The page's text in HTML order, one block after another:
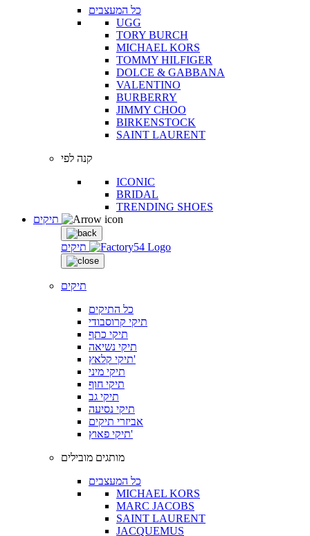
כל המעצבים
UGG
TORY BURCH
MICHAEL KORS
TOMMY HILFIGER
DOLCE & GABBANA
VALENTINO
BURBERRY
JIMMY CHOO
BIRKENSTOCK
SAINT LAURENT
קנה לפי
ICONIC
BRIDAL
TRENDING SHOES
תיקים
תיקים
כל התיקים
תיקי קרוסבודי
תיקי כתף
תיקי נשיאה
תיקי קלאץ'
תיקי מיני
תיקי חוף
תיקי גב
תיקי נסיעה
אביזרי תיקים
תיקי פאוץ'
מותגים מובילים
כל המעצבים
MICHAEL KORS
MARC JACOBS
SAINT LAURENT
JACQUEMUS